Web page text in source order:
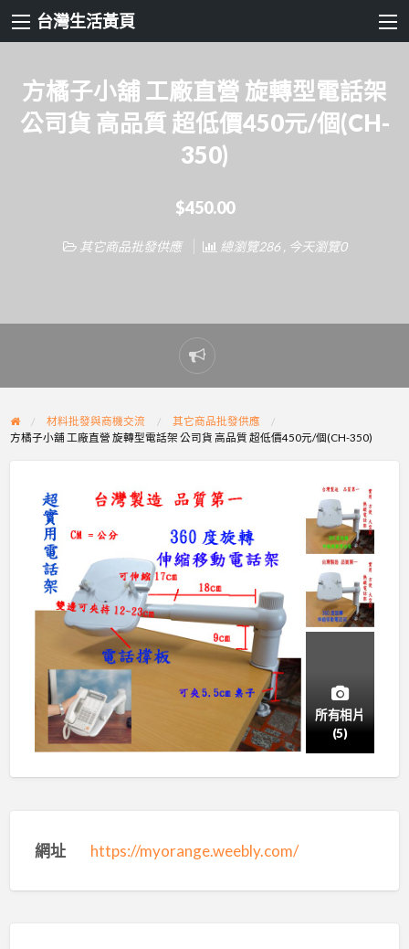
台灣生活黃頁
方橘子小舖 工廠直營 旋轉型電話架
公司貨 高品質 超低價450元/個(CH-
350)
$450.00
其它商品批發供應 總瀏覽286 , 今天瀏覽0
Report
problem
材料批發與商機交流
其它商品批發供應
方橘子小舖 工廠直營 旋轉型電話架 公司貨 高品質 超低價450元/個(CH-350)
所有相片
(5)
網址 https://myorange.weebly.com/